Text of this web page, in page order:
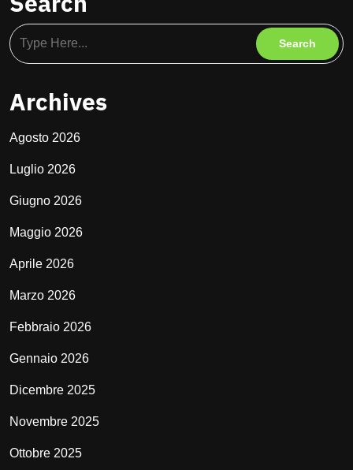
Archives
Agosto 2026
Luglio 2026
Giugno 2026
Maggio 2026
Aprile 2026
Marzo 2026
Febbraio 2026
Gennaio 2026
Dicembre 2025
Novembre 2025
Ottobre 2025